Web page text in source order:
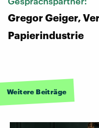
Gregor Geiger,
Papierindustrie
Weitere Beiträge